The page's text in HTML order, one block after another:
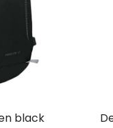
black